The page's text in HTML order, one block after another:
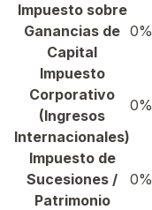
Impuesto sobre
Ganancias de
Capital
0%
Impuesto
Corporativo
(Ingresos
Internacionales)
0%
Impuesto de
Sucesiones /
Patrimonio
0%